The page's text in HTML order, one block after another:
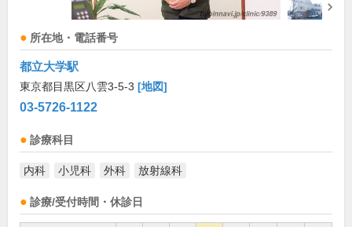
所在地・電話番号
都立大学駅
東京都目黒区八雲3-5-3 [地図]
03-5726-1122
診療科目
内科 小児科 外科 放射線科
診療/受付時間・休診日